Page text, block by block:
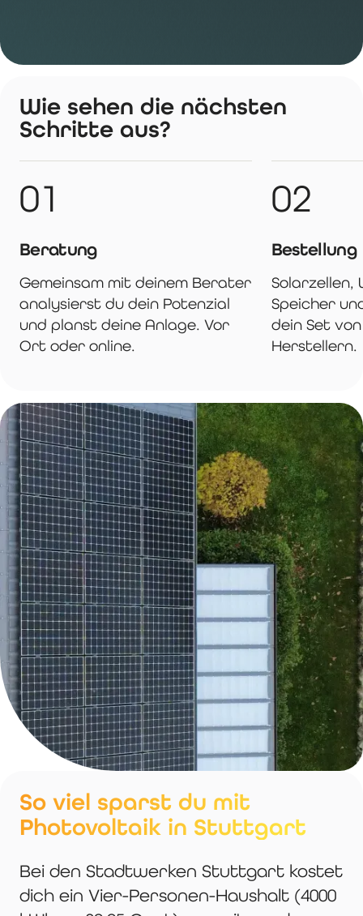
Wie sehen die nächsten
Schritte aus?
01
Beratung
Gemeinsam mit deinem Berater
analysierst du dein Potenzial
und planst deine Anlage. Vor
Ort oder online.
02
Bestellung
Solarzellen,
Speicher
dein Set
Herstellern.
So viel sparst du mit
Photovoltaik in Stuttgart
Bei den Stadtwerken Stuttgart kostet
dich ein Vier-Personen-Haushalt (4000